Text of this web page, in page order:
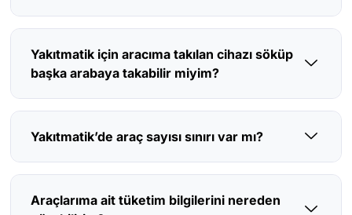
Yakıtmatik için aracıma takılan cihazı söküp
başka arabaya takabilir miyim?
Yakıtmatik’de araç sayısı sınırı var mı?
Araçlarıma ait tüketim bilgilerini nereden